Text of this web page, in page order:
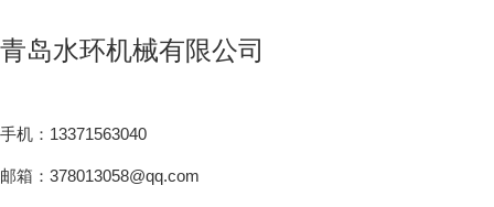
青岛水环机械有限公司
手机：13371563040
邮箱：378013058@qq.com